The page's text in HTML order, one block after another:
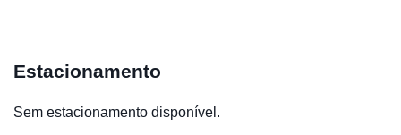
Estacionamento
Sem estacionamento disponível.